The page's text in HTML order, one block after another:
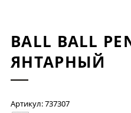
BALL BALL
ЯНТАРНЫЙ
Артикул: 737307